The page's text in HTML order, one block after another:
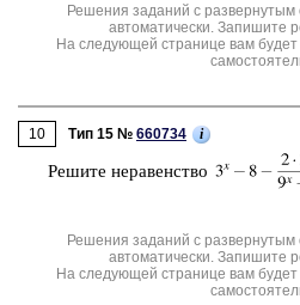
Решения заданий с развернутым
автоматически. Запишите
На следующей странице вам
10 Тип 15 № 660734 i
Ре­ши­те не­ра­вен­ство
Решения заданий с развернутым
автоматически. Запишите
На следующей странице вам